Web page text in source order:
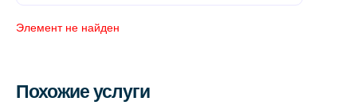
Элемент не найден
Похожие услуги